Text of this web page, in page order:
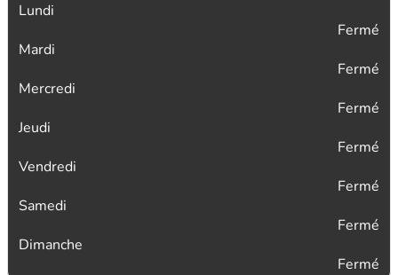
Lundi
Fermé
Mardi
Fermé
Mercredi
Fermé
Jeudi
Fermé
Vendredi
Fermé
Samedi
Fermé
Dimanche
Fermé